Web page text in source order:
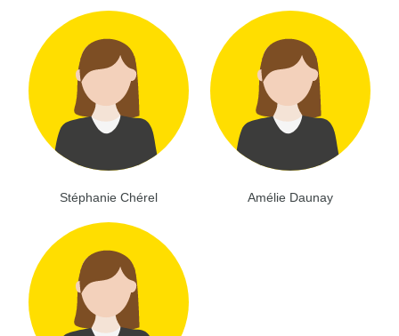
Stéphanie Chérel Amélie Daunay